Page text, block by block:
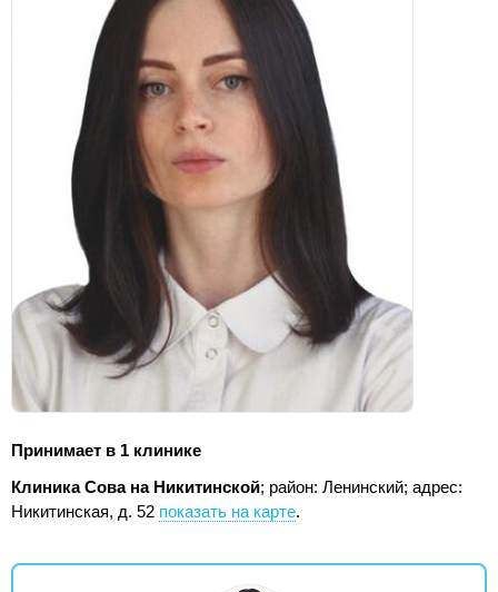
Принимает в 1 клинике
Клиника Сова на Никитинской; район: Ленинский; адрес:
Никитинская, д. 52 показать на карте.